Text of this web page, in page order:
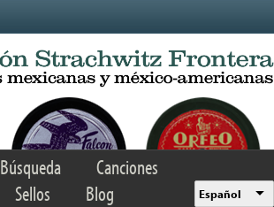
Búsqueda
Canciones
Sellos Blog Español